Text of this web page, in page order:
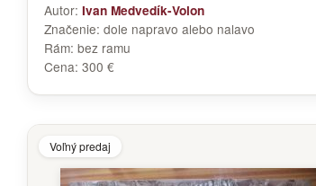
Autor: Ivan Medvedík-Volon
Značenie: dole napravo alebo nalavo
Rám: bez ramu
Cena: 300 €
Voľný predaj